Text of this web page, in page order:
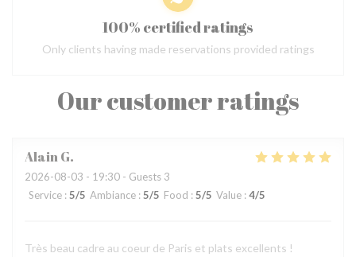
Our customer ratings
AlainG
2026-08-03 - 19:30 - Guests 3
Service : 5/5 Ambiance : 5/5 Food : 5/5 Value : 4/5
Très beau cadre au coeur de Paris et plats excellents !
100% certified ratings
Only clients having made reservations provided ratings